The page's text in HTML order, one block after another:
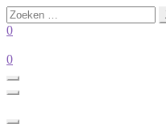
Zoeken
naar:
0
0